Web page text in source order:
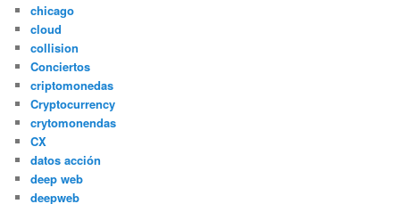
chicago
cloud
collision
Conciertos
criptomonedas
Cryptocurrency
crytomonendas
CX
datos acción
deep web
deepweb